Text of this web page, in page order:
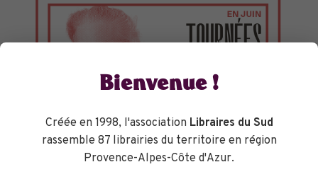
Bienvenue !
Créée en 1998, l'association Libraires du Sud
rassemble 87 librairies du territoire en région
Provence-Alpes-Côte d'Azur.